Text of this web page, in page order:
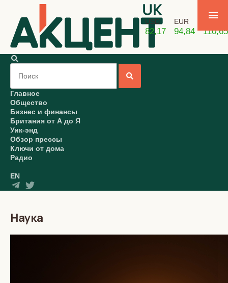
USD
82,17
EUR
94,84 110,65
Главное
Общество
Бизнес и финансы
Британия от А до Я
Уик-энд
Обзор прессы
Ключи от дома
Радио
EN
Наука